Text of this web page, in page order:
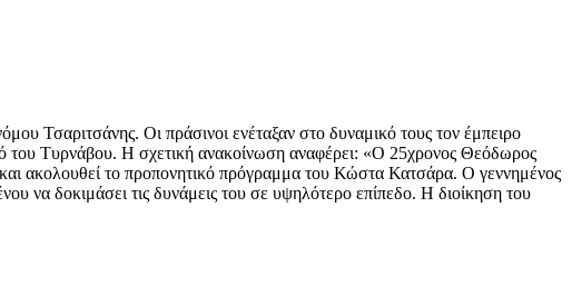
Τσαριτσάνης. Οι πράσινοι ενέταξαν στο δυναμικό τους τον έμπειρο
του Τυρνάβου. Η σχετική ανακοίνωση αναφέρει: «Ο 25χρονος Θεόδωρος
ακολουθεί το προπονητικό πρόγραμμα του Κώστα Κατσάρα. Ο γεννημένος
να δοκιμάσει τις δυνάμεις του σε υψηλότερο επίπεδο. Η διοίκηση του